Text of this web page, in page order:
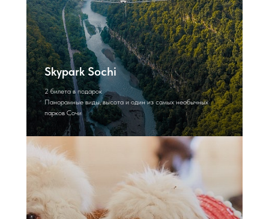
Skypark Sochi
2 билета в подарок
Панорамные виды, высота и один из самых необычных
парков Сочи
Отели для отдыха в
горах
Мы вручную отобрали отели в
Красной Поляне и Розе Хутор,